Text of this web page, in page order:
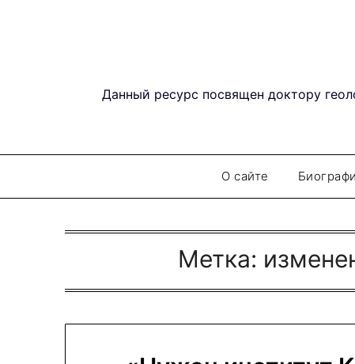
Данный ресурс посвящен доктору
О сайте
Метка: